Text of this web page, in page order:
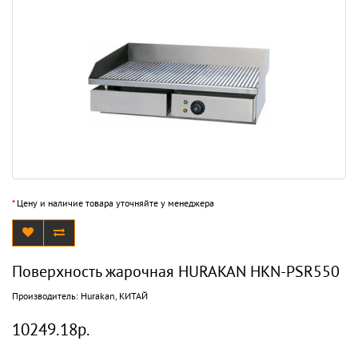
*Цену и наличие товара уточняйте у менеджера
Поверхность жарочная HURAKAN HKN-PSR550
Производитель: Hurakan, КИТАЙ
10249.18р.